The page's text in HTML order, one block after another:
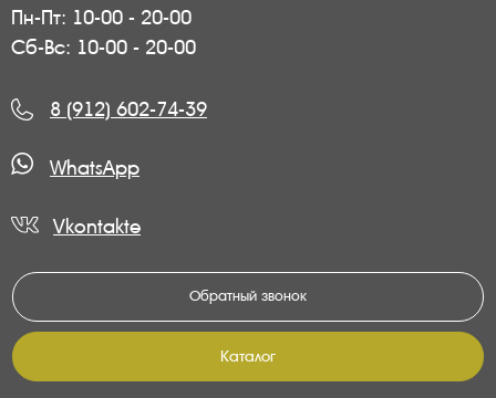
Пн-Пт: 10-00 - 20-00
Сб-Вс: 10-00 - 20-00
8 (912) 602-74-39
WhatsApp
Обратный звонок
Каталог
Vkontakte